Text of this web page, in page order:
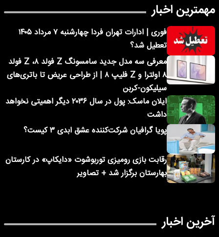
مهمترین اخبار
فوری | ادارات تهران فردا چهارشنبه ۷ مرداد ۱۴۰۵
تعطیل شد؟
معرفی سه مدل جدید سامسونگ Z فولد ۸، Z فولد
۸ اولترا و Z فلیپ ۸ | از طراحی عریض تا باتری‌های
سیلیکون-کربن
ایلان ماسک: پول در سال ۲۰۳۶ دیگر اهمیتی نخواهد
داشت
پویا گرافیان شرکت‌کننده عشق ابدی ۳ کیست؟
رقابت بازی رومیزی توربوشوت «دایکاپ» در کارستان
بهارستان برگزار شد + تصاویر
آخرین اخبار